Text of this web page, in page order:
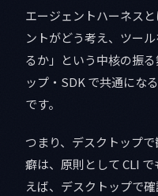
エージェントハーネス
ントがどう考え、ツー
るか」という中核の振
ップ・SDK で共通にな
です。
つまり、デスクトップ
癖は、原則として CLI
えば、デスクトップで